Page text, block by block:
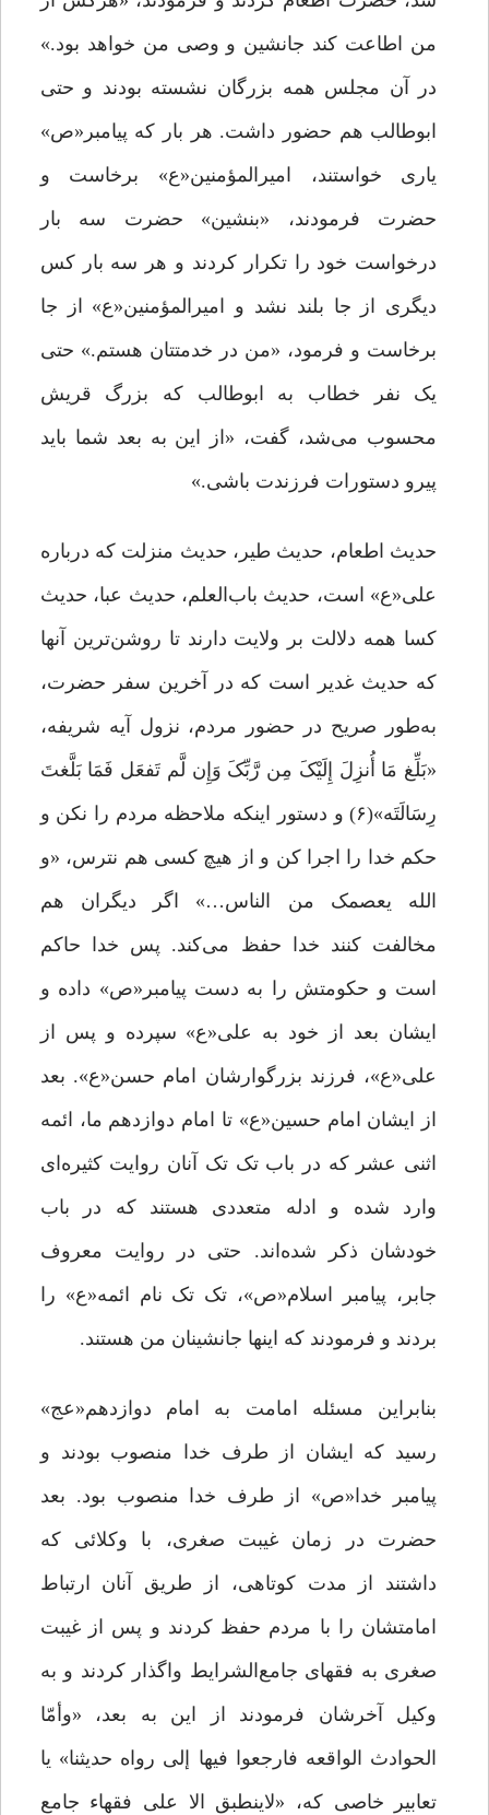
من اطاعت کند جانشین و وصی من خواهد بود.»
در آن مجلس همه بزرگان نشسته بودند و حتی
ابوطالب هم حضور داشت. هر بار که پیامبر«ص»
یاری خواستند، امیرالمؤمنین«ع» برخاست و
حضرت فرمودند، «بنشین» حضرت سه بار
درخواست خود را تکرار کردند و هر سه بار کس
دیگری از جا بلند نشد و امیرالمؤمنین«ع» از جا
برخاست و فرمود، «من در خدمتتان هستم.» حتی
یک نفر خطاب به ابوطالب که بزرگ قریش
محسوب می‌شد، گفت، «از این به بعد شما باید
پیرو دستورات فرزندت باشی.»
حدیث اطعام، حدیث طیر، حدیث منزلت که درباره
علی«ع» است، حدیث باب‌العلم، حدیث عبا، حدیث
کسا همه دلالت بر ولایت دارند تا روشن‌ترین آنها
که حدیث غدیر است که در آخرین سفر حضرت،
به‌طور صریح در حضور مردم، نزول آیه شریفه،
«بَلِّغ مَا أُنزِلَ إِلَیْکَ مِن رَّبِّکَ وَإِن لَّم تَفعَل فَمَا بَلَّغتَ
رِسَالَتَه»(۶) و دستور اینکه ملاحظه مردم را نکن و
حکم خدا را اجرا کن و از هیچ کسی هم نترس، «و
الله یعصمک من الناس…» اگر دیگران هم
مخالفت کنند خدا حفظ می‌کند. پس خدا حاکم
است و حکومتش را به دست پیامبر«ص» داده و
ایشان بعد از خود به علی«ع» سپرده و پس از
علی«ع»، فرزند بزرگوارشان امام حسن«ع». بعد
از ایشان امام حسین«ع» تا امام دوازدهم ما، ائمه
اثنی عشر که در باب تک تک آنان روایت کثیره‌ای
وارد شده و ادله متعددی هستند که در باب
خودشان ذکر شده‌اند. حتی در روایت معروف
جابر، پیامبر اسلام«ص»، تک تک نام ائمه«ع» را
بردند و فرمودند که اینها جانشینان من هستند.
بنابراین مسئله امامت به امام دوازدهم«عج»
رسید که ایشان از طرف خدا منصوب بودند و
پیامبر خدا«ص» از طرف خدا منصوب بود. بعد
حضرت در زمان غیبت صغری، با وکلائی که
داشتند از مدت کوتاهی، از طریق آنان ارتباط
امامتشان را با مردم حفظ کردند و پس از غیبت
صغری به فقهای جامع‌الشرایط واگذار کردند و به
وکیل آخرشان فرمودند از این به بعد، «وأمّا
الحوادث الواقعه فارجعوا فیها إلى رواه حدیثنا» یا
تعابیر خاصی که، «لاینطبق الا علی فقهاء جامع